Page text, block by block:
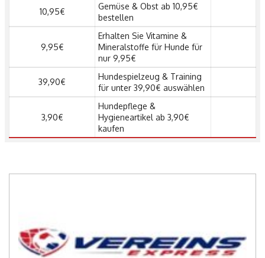
10,95€
Gemüse & Obst ab 10,95€
bestellen
9,95€
Erhalten Sie Vitamine &
Mineralstoffe für Hunde für
nur 9,95€
39,90€
Hundespielzeug & Training
für unter 39,90€ auswählen
3,90€
Hundepflege &
Hygieneartikel ab 3,90€
kaufen